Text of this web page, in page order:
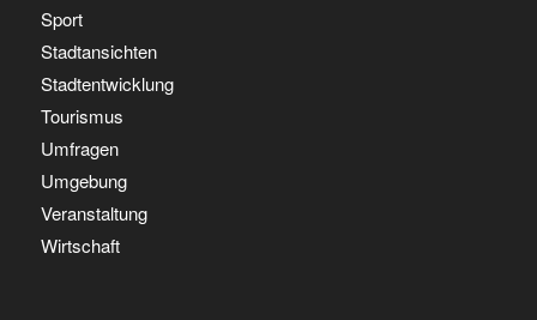
Sport
Stadtansichten
Stadtentwicklung
Tourismus
Umfragen
Umgebung
Veranstaltung
Wirtschaft